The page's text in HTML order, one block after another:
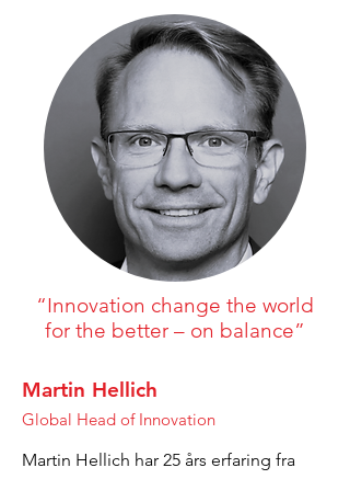
“Innovation change the world
for the better – on balance”
Martin Hellich
Global Head of Innovation
Martin Hellich har 25 års erfaring fra